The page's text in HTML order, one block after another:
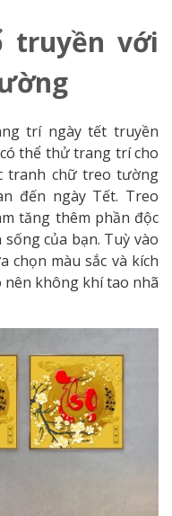
truyền với
trí ngày tết truyền
thể thử trang trí cho
tranh chữ treo tường
đến ngày Tết. Treo
tăng thêm phần độc
của bạn. Tuỳ vào
chọn màu sắc và kích
không khí tao nhã